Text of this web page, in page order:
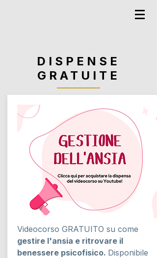
DISPENSE
GRATUITE
Videocorso GRATUITO su come
gestire l'ansia e ritrovare il
benessere psicofisico. Disponibile